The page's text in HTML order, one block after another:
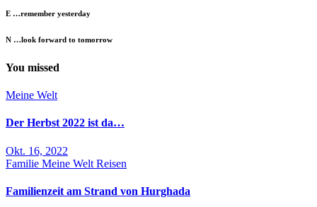
E …remember yesterday
N …look forward to tomorrow
You missed
Meine Welt
Der Herbst 2022 ist da…
Okt. 16, 2022
Familie Meine Welt Reisen
Familienzeit am Strand von Hurghada